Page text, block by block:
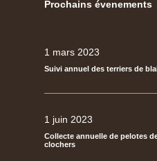
Prochains évenements
1 mars 2023
Suivi annuel des terriers de
1 juin 2023
Collecte annuelle de pelotes
clochers